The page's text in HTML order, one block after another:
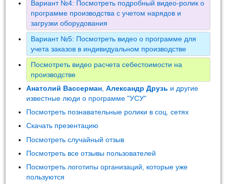
Вариант №4: Посмотреть подробный видео-ролик о
программе производства с учетом нарядов и
загрузки оборудования
Вариант №5: Посмотреть видео о программе для
учета заказов в индивидуальном производстве
Посмотреть видео расчета себестоимости на
производстве
Анатолий Вассерман ,Александр Друзь и другие
известные люди о программе "УСУ"
Посмотреть познавательные ролики в соц. сетях
Скачать презентацию
Посмотреть случайный отзыв
Посмотреть все отзывы пользователей
Посмотреть логотипы организаций, которые уже
пользуются